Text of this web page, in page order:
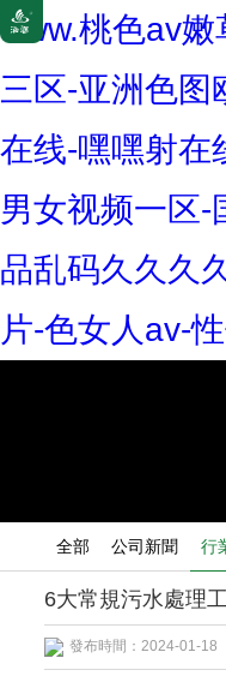
www.桃色av
三区-亚洲色图
在线-嘿嘿射在
男女视频一区-
品乱码久久久
片-色女人av-
企業文化
企業團建
雨水回用系統
污水提升設備
一體化凈水
箱泵一體化
雨水回用系統
專利證書
公司新聞
全部 公司新聞 行
6大常規污水處理
發布時間：2024-01-18